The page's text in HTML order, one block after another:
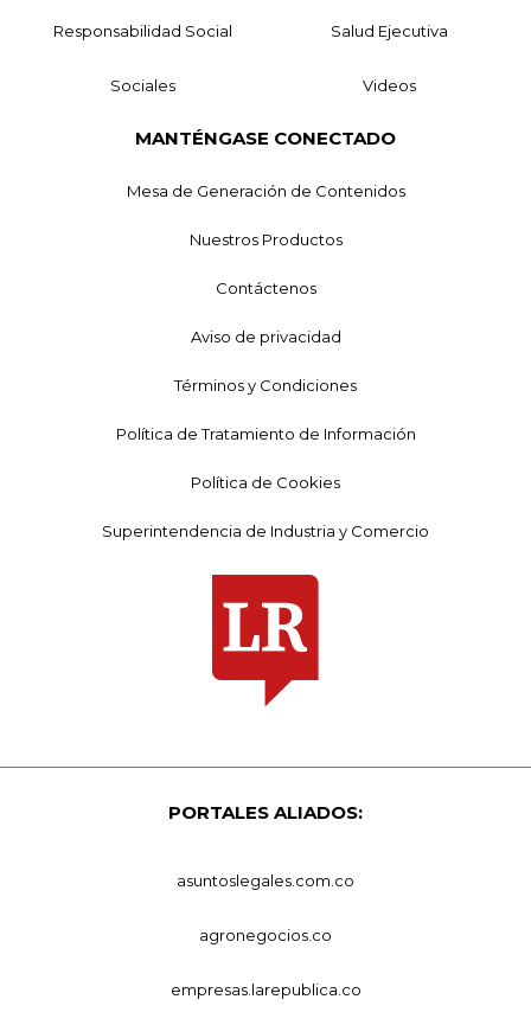
Responsabilidad Social Salud Ejecutiva
Sociales Videos
MANTÉNGASE CONECTADO
Mesa de Generación de Contenidos
Nuestros Productos
Contáctenos
Aviso de privacidad
Términos y Condiciones
Política de Tratamiento de Información
Política de Cookies
Superintendencia de Industria y Comercio
PORTALES ALIADOS:
asuntoslegales.com.co
agronegocios.co
empresas.larepublica.co